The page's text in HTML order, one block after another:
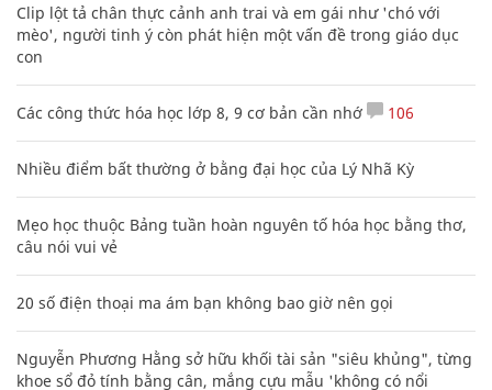
Clip lột tả chân thực cảnh anh trai và em gái như 'chó với
mèo', người tinh ý còn phát hiện một vấn đề trong giáo dục
con
Các công thức hóa học lớp 8, 9 cơ bản cần nhớ 106
Nhiều điểm bất thường ở bằng đại học của Lý Nhã Kỳ
Mẹo học thuộc Bảng tuần hoàn nguyên tố hóa học bằng thơ,
câu nói vui vẻ
20 số điện thoại ma ám bạn không bao giờ nên gọi
Nguyễn Phương Hằng sở hữu khối tài sản "siêu khủng", từng
khoe sổ đỏ tính bằng cân, mắng cựu mẫu 'không có nổi